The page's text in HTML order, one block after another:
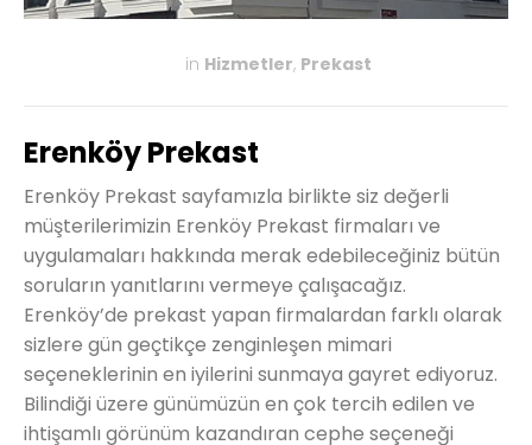
in Hizmetler, Prekast
Erenköy Prekast
Erenköy Prekast sayfamızla birlikte siz değerli
müşterilerimizin Erenköy Prekast firmaları ve
uygulamaları hakkında merak edebileceğiniz bütün
soruların yanıtlarını vermeye çalışacağız.
Erenköy’de prekast yapan firmalardan farklı olarak
sizlere gün geçtikçe zenginleşen mimari
seçeneklerinin en iyilerini sunmaya gayret ediyoruz.
Bilindiği üzere günümüzün en çok tercih edilen ve
ihtişamlı görünüm kazandıran cephe seçeneği